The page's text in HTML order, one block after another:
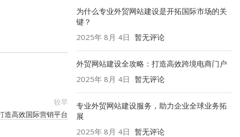
较早
造高效国际营销平台
为什么专业外贸网站建设是开拓国际市场的关
键？
2025年 8月 4日 暂无评论
外贸网站建设全攻略：打造高效跨境电商门户
2025年 8月 4日 暂无评论
专业外贸网站建设服务，助力企业全球业务拓
展
2025年 8月 4日 暂无评论